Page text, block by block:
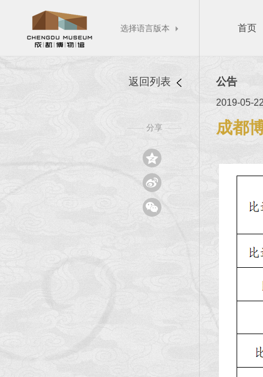
选择语言版本  首页
返回列表
—— 分享 ——



公告
2019-05-22
成都